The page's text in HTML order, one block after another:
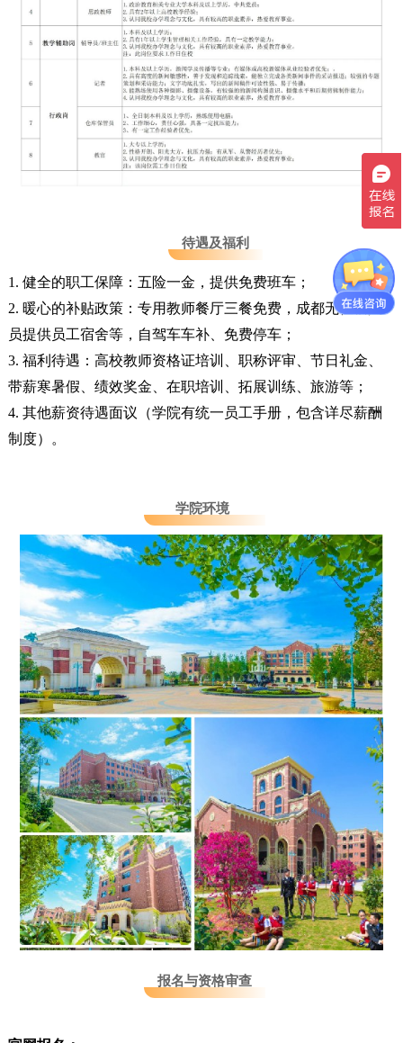
待遇及福利
1. 健全的职工保障：五险一金，提供免费班车；
2. 暖心的补贴政策：专用教师餐厅三餐免费，成都无住宿人
员提供员工宿舍等，自驾车车补、免费停车；
3. 福利待遇：高校教师资格证培训、职称评审、节日礼金、
带薪寒暑假、绩效奖金、在职培训、拓展训练、旅游等；
4. 其他薪资待遇面议（学院有统一员工手册，包含详尽薪酬
制度）。
学院环境
报名与资格审查